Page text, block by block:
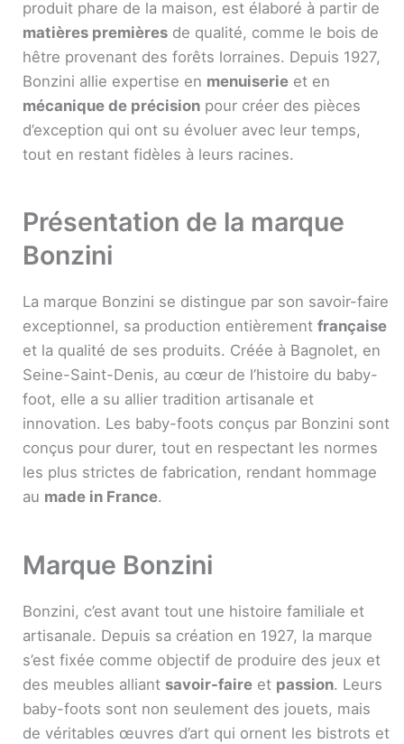
produit phare de la maison, est élaboré à partir de
matières premières de qualité, comme le bois de
hêtre provenant des forêts lorraines. Depuis 1927,
Bonzini allie expertise en menuiserie et en
mécanique de précision pour créer des pièces
d’exception qui ont su évoluer avec leur temps,
tout en restant fidèles à leurs racines.
Présentation de la marque
Bonzini
La marque Bonzini se distingue par son savoir-faire
exceptionnel, sa production entièrement française
et la qualité de ses produits. Créée à Bagnolet, en
Seine-Saint-Denis, au cœur de l’histoire du baby-
foot, elle a su allier tradition artisanale et
innovation. Les baby-foots conçus par Bonzini sont
conçus pour durer, tout en respectant les normes
les plus strictes de fabrication, rendant hommage
au made in France.
Marque Bonzini
Bonzini, c’est avant tout une histoire familiale et
artisanale. Depuis sa création en 1927, la marque
s’est fixée comme objectif de produire des jeux et
des meubles alliant savoir-faire et passion. Leurs
baby-foots sont non seulement des jouets, mais
de véritables œuvres d’art qui ornent les bistrots et